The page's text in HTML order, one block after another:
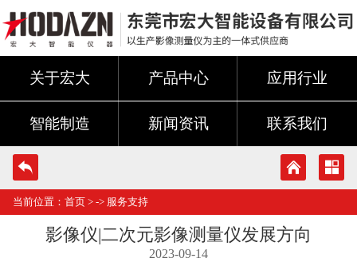
关于宏大 产品中心 应用行业
智能制造 新闻资讯 联系我们
当前位置： 首页 > -> 服务支持
影像仪|二次元影像测量仪发展方向
2023-09-14